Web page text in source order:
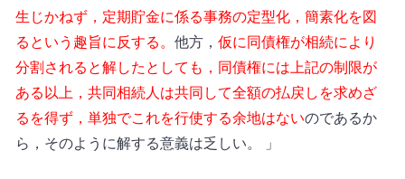
生じかねず，定期貯金に係る事務の定型化，簡素化を図
るという趣旨に反する。 他方， 仮に同債権が相続により
分割されると解したとしても，同債権には上記の制限が
ある以上，共同相続人は共同して全額の払戻しを求めざ
るを得ず，単独でこれを行使する余地はないのであるか
ら，そのように解する意義は乏しい。 」